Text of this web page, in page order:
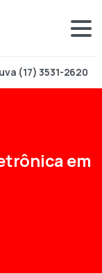
(17) 3531-2620
em